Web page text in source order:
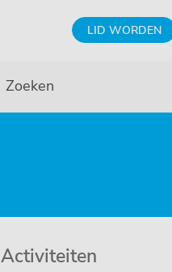
LID WORDEN
Zoeken
Activiteiten